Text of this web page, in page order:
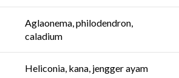
Aglaonema, philodendron,
caladium
Heliconia, kana, jengger ayam